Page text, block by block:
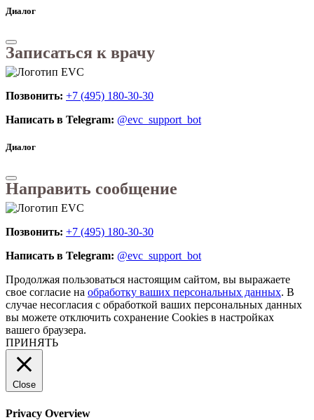
Диалог
Записаться к врачу
Позвонить: +7 (495) 180-30-30
Написать в Telegram: @evc_support_bot
Диалог
Направить сообщение
Позвонить: +7 (495) 180-30-30
Написать в Telegram: @evc_support_bot
Продолжая пользоваться настоящим сайтом, вы выражаете
свое согласие на обработку ваших персональных данных. В
случае несогласия с обработкой ваших персональных данных
вы можете отключить сохранение Cookies в настройках
вашего браузера.
ПРИНЯТЬ
Close
Privacy Overview